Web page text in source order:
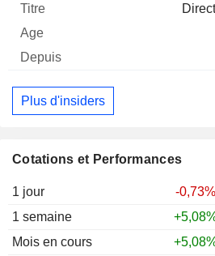
Cotations et Performances
1 jour
-0,73%
1 semaine
Mois en cours
Plus d'insiders